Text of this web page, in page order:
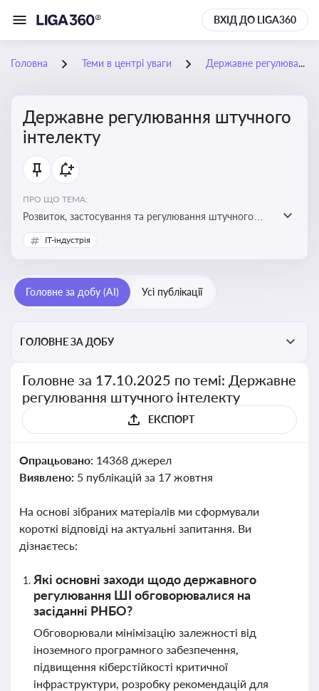
ВХІД ДО LIGA360
Головна Теми в центрі уваги Державне регулювання штучного інтелекту
Державне регулювання штучного
інтелекту
ПРО ЩО ТЕМА:
Розвиток, застосування та регулювання штучного
інтелекту в різних сферах — від управління бізнесом
до державного сектора
IT-індустрія
Головне за добу (AI) Усі публікації
ГОЛОВНЕ ЗА ДОБУ
Головне за 17.10.2025 по темі: Державне
регулювання штучного інтелекту
ЕКСПОРТ
Опрацьовано: 14368 джерел
Виявлено: 5 публікацій за 17 жовтня
На основі зібраних матеріалів ми сформували
короткі відповіді на актуальні запитання. Ви
дізнаєтесь:
Які основні заходи щодо державного
регулювання ШІ обговорювалися на
засіданні РНБО?
Обговорювали мінімізацію залежності від
іноземного програмного забезпечення,
підвищення кіберстійкості критичної
інфраструктури, розробку рекомендацій для